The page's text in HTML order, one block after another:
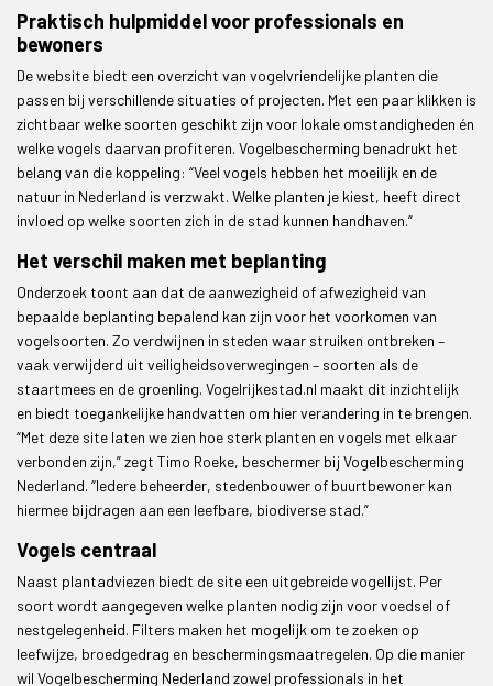
Praktisch hulpmiddel voor professionals en
bewoners
De website biedt een overzicht van vogelvriendelijke planten die
passen bij verschillende situaties of projecten. Met een paar klikken is
zichtbaar welke soorten geschikt zijn voor lokale omstandigheden én
welke vogels daarvan profiteren. Vogelbescherming benadrukt het
belang van die koppeling: “Veel vogels hebben het moeilijk en de
natuur in Nederland is verzwakt. Welke planten je kiest, heeft direct
invloed op welke soorten zich in de stad kunnen handhaven.”
Het verschil maken met beplanting
Onderzoek toont aan dat de aanwezigheid of afwezigheid van
bepaalde beplanting bepalend kan zijn voor het voorkomen van
vogelsoorten. Zo verdwijnen in steden waar struiken ontbreken –
vaak verwijderd uit veiligheidsoverwegingen – soorten als de
staartmees en de groenling. Vogelrijkestad.nl maakt dit inzichtelijk
en biedt toegankelijke handvatten om hier verandering in te brengen.
“Met deze site laten we zien hoe sterk planten en vogels met elkaar
verbonden zijn,” zegt Timo Roeke, beschermer bij Vogelbescherming
Nederland. “Iedere beheerder, stedenbouwer of buurtbewoner kan
hiermee bijdragen aan een leefbare, biodiverse stad.”
Vogels centraal
Naast plantadviezen biedt de site een uitgebreide vogellijst. Per
soort wordt aangegeven welke planten nodig zijn voor voedsel of
nestgelegenheid. Filters maken het mogelijk om te zoeken op
leefwijze, broedgedrag en beschermingsmaatregelen. Op die manier
wil Vogelbescherming Nederland zowel professionals in het